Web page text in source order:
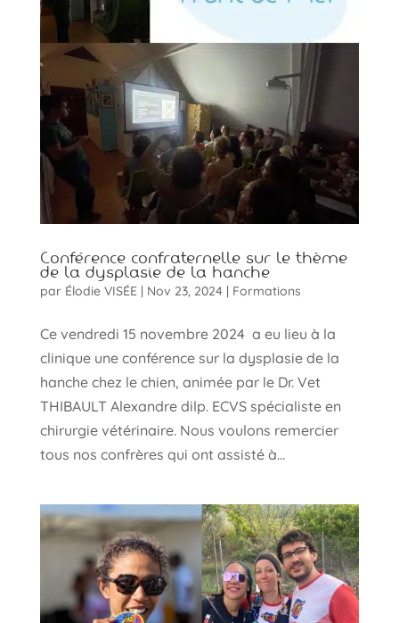
Conférence confraternelle sur le thème
de la dysplasie de la hanche
par Élodie VISÉE| Nov 23, 2024| Formations
Ce vendredi 15 novembre 2024 a eu lieu à la
clinique une conférence sur la dysplasie de la
hanche chez le chien, animée par le Dr. Vet
THIBAULT Alexandre dilp. ECVS spécialiste en
chirurgie vétérinaire. Nous voulons remercier
tous nos confrères qui ont assisté à...